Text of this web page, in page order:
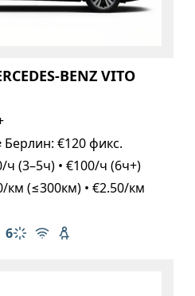
BENZ VITO
Берлин: €120 фикс.
ч (3–5ч) • €100/ч (6ч+)
км (≤300км) • €2.50/км
пассажиров: 6
6 багажа: 6
Климат-контроль
Бесплатный Wi-Fi
Детское кресло